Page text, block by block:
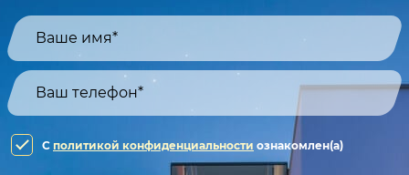
C политикой конфиденциальности ознакомлен(а)